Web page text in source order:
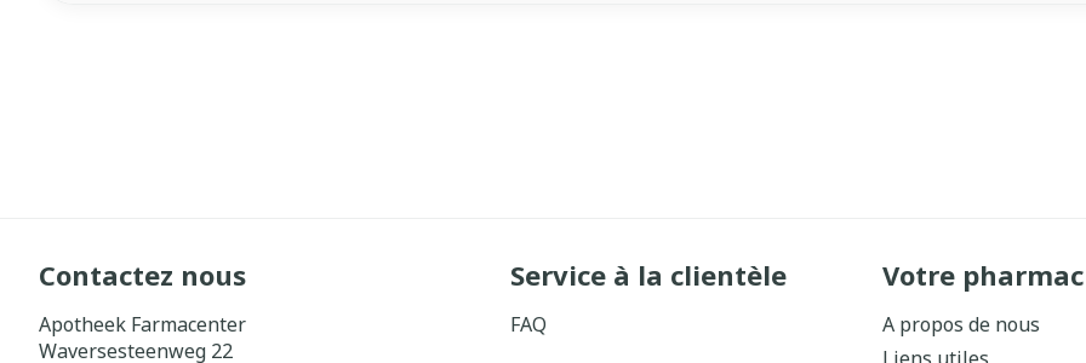
Contactez nous
Apotheek Farmacenter
Waversesteenweg 22
Service à la clientèle
FAQ
Votre
A propos de nous